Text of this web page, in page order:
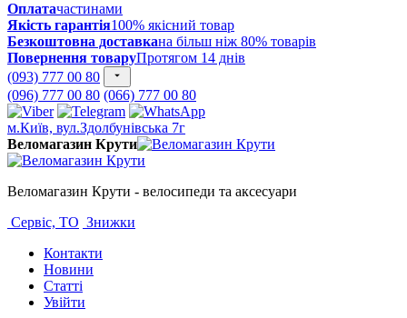
Оплатачастинами
Якість гарантія100% якісний товар
Безкоштовна доставкана більш ніж 80% товарів
Повернення товаруПротягом 14 днів
(093) 777 00 80
(096) 777 00 80 (066) 777 00 80
м.Київ, вул.Здолбунівська 7г
Веломагазин Крути
Веломагазин Крути - велосипеди та аксесуари
Сервіс, ТО Знижки
Контакти
Новини
Статті
Увійти